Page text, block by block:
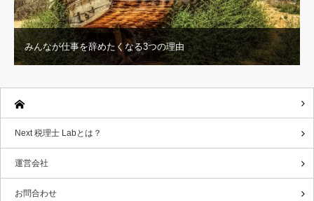
みんなが仕事を辞めたくなる3つの理由
Next 税理士 Labとは？
運営会社
お問合わせ